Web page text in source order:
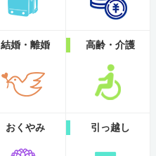
結婚・離婚 高齢・介護
おくやみ 引っ越し